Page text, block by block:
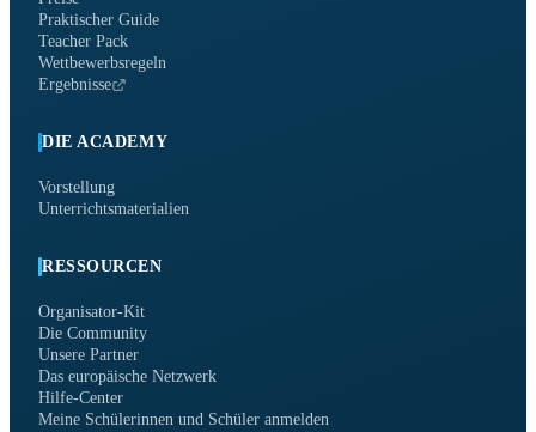
Praktischer Guide
Teacher Pack
Wettbewerbsregeln
Ergebnisse
DIE ACADEMY
Vorstellung
Unterrichtsmaterialien
RESSOURCEN
Organisator-Kit
Die Community
Unsere Partner
Das europäische Netzwerk
Hilfe-Center
Meine Schülerinnen und Schüler anmelden